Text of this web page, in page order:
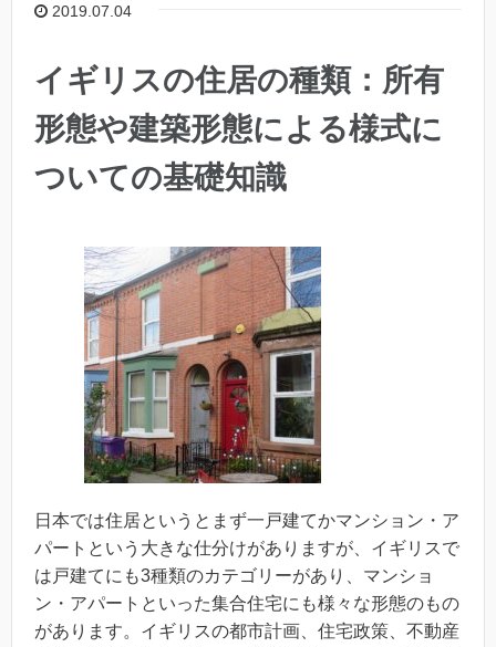
2019.07.04
イギリスの住居の種類：所有
形態や建築形態による様式に
ついての基礎知識
日本では住居というとまず一戸建てかマンション・ア
パートという大きな仕分けがありますが、イギリスで
は戸建てにも3種類のカテゴリーがあり、マンショ
ン・アパートといった集合住宅にも様々な形態のもの
があります。イギリスの都市計画、住宅政策、不動産